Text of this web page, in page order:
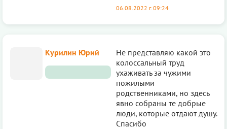
06.08.2022 г. 09:24
Курилин Юрий
Не представляю какой это
колоссальный труд
ухаживать за чужими
пожилыми
родственниками, но здесь
явно собраны те добрые
люди, которые отдают душу.
Спасибо